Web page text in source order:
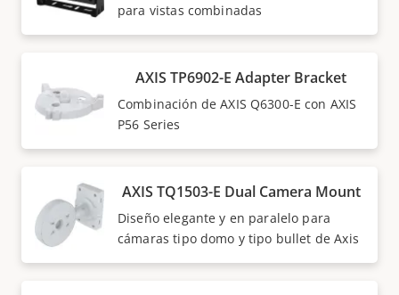
para vistas combinadas
AXIS TP6902-E Adapter Bracket
Combinación de AXIS Q6300-E con AXIS
P56 Series
AXIS TQ1503-E Dual Camera Mount
Diseño elegante y en paralelo para
cámaras tipo domo y tipo bullet de Axis